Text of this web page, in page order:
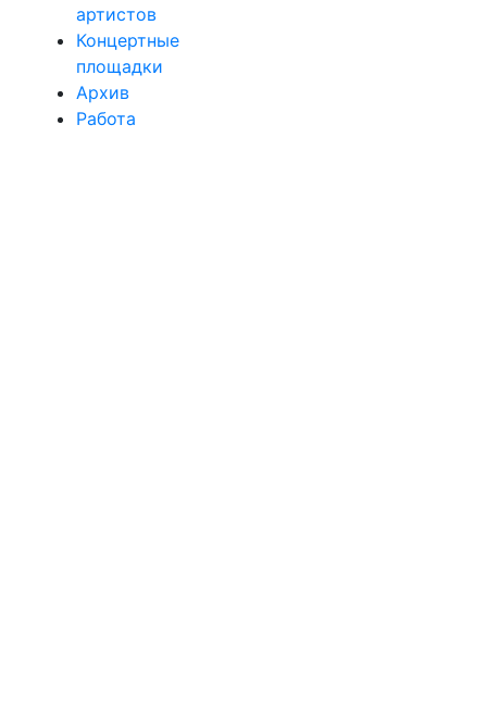
артистов
Концертные
площадки
Архив
Работа